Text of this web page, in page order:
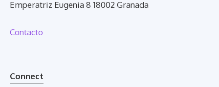
Emperatriz Eugenia 8 18002 Granada
Contacto
Connect